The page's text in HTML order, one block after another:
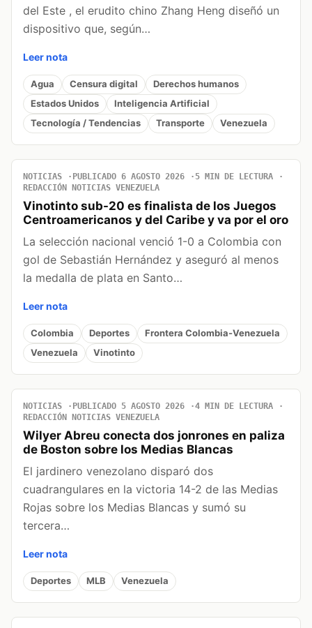
del Este , el erudito chino Zhang Heng diseñó un
dispositivo que, según…
Leer nota
Agua Censura digital
Derechos humanos
Estados Unidos
Inteligencia Artificial
Tecnología / Tendencias
Transporte Venezuela
NOTICIAS PUBLICADO 6 AGOSTO 2026
5 MIN DE LECTURA
REDACCIÓN NOTICIAS VENEZUELA
Vinotinto sub-20 es finalista de los Juegos
Centroamericanos y del Caribe y va por el oro
La selección nacional venció 1-0 a Colombia con
gol de Sebastián Hernández y aseguró al menos
la medalla de plata en Santo…
Leer nota
Colombia Deportes
Frontera Colombia-Venezuela
Venezuela
Vinotinto
NOTICIAS PUBLICADO 5 AGOSTO 2026
4 MIN DE LECTURA
REDACCIÓN NOTICIAS VENEZUELA
Wilyer Abreu conecta dos jonrones en paliza
de Boston sobre los Medias Blancas
El jardinero venezolano disparó dos
cuadrangulares en la victoria 14-2 de las Medias
Rojas sobre los Medias Blancas y sumó su
tercera…
Leer nota
Deportes MLB Venezuela